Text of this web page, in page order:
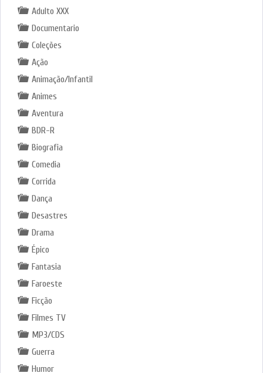
Adulto XXX
Documentario
Coleções
Ação
Animação/Infantil
Animes
Aventura
BDR-R
Biografia
Comedia
Corrida
Dança
Desastres
Drama
Épico
Fantasia
Faroeste
Ficção
Filmes TV
MP3/CDS
Guerra
Humor